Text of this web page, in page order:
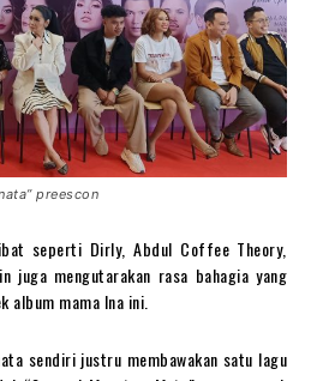
preescon
seperti Dirly, Abdul Coffee Theory,
juga mengutarakan rasa bahagia yang
album mama Ina ini.
sendiri justru membawakan satu lagu